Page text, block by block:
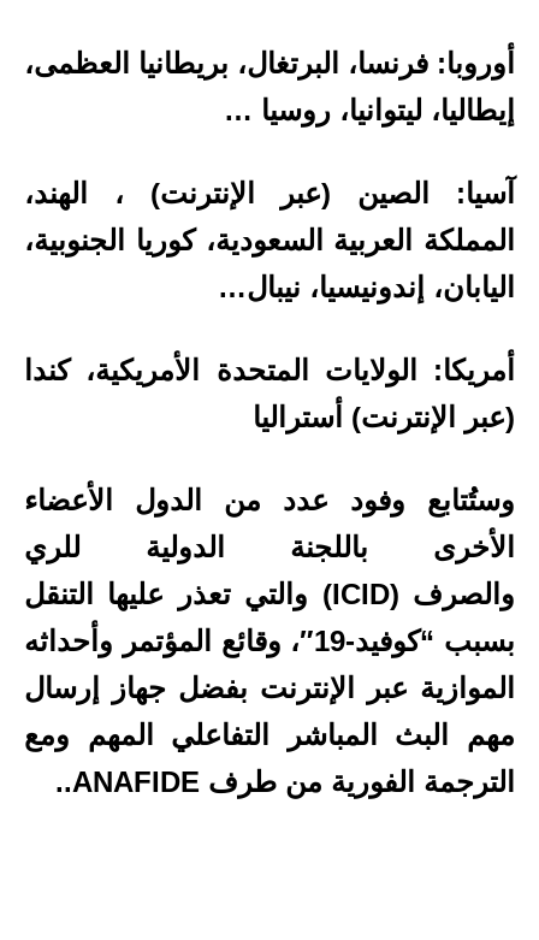
أوروبا: فرنسا، البرتغال، بريطانيا العظمى،
إيطاليا، ليتوانيا، روسيا …
آسيا: الصين (عبر الإنترنت) ، الهند،
المملكة العربية السعودية، كوريا الجنوبية،
اليابان، إندونيسيا، نيبال…
أمريكا: الولايات المتحدة الأمريكية، كندا
(عبر الإنترنت) أستراليا
وستُتابع وفود عدد من الدول الأعضاء
الأخرى باللجنة الدولية للري
والصرف (ICID) والتي تعذر عليها التنقل
بسبب “كوفيد-19″، وقائع المؤتمر وأحداثه
الموازية عبر الإنترنت بفضل جهاز إرسال
مهم البث المباشر التفاعلي المهم ومع
الترجمة الفورية من طرف ANAFIDE..